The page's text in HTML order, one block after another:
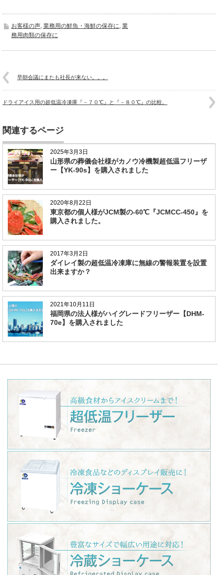
お客様の声, 業務用の鮮魚・海鮮の保存に, 業
務用肉類の保存に
早朝会議にまたも社長が来ない。。。
ドライアイス用の超低温冷凍庫『－７０℃』と『－８０℃』の比較。
関連するページ
2025年3月3日
山形県の葬儀会社様がカノウ冷機製超低温フリーザ
ー【YK-90s】を購入されました
2020年8月22日
東京都の個人様がJCM製の-60℃『JCMCC-450』を
購入されました。
2017年3月2日
ダイレイ製の超低温冷凍庫に無線の警報装置を設置
出来ますか？
2021年10月11日
福岡県の法人様がハイグレードフリーザー【DHM-
70e】を購入されました